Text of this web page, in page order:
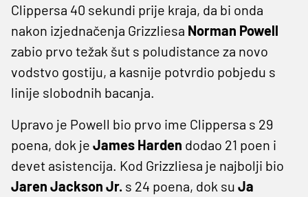
Clippersa 40 sekundi prije kraja, da bi onda
nakon izjednačenja Grizzliesa Norman Powell
zabio prvo težak šut s poludistance za novo
vodstvo gostiju, a kasnije potvrdio pobjedu s
linije slobodnih bacanja.
Upravo je Powell bio prvo ime Clippersa s 29
poena, dok je James Harden dodao 21 poen i
devet asistencija. Kod Grizzliesa je najbolji bio
Jaren Jackson Jr. s 24 poena, dok su Ja